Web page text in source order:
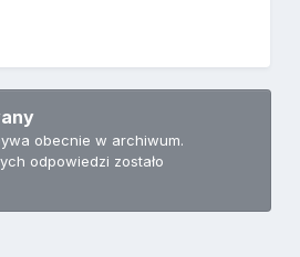
obecnie w archiwum.
odpowiedzi zostało